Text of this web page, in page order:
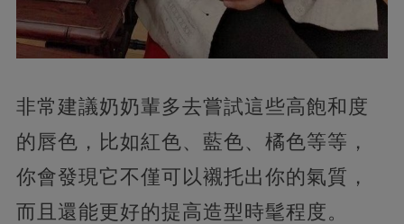
非常建議奶奶輩多去嘗試這些高飽和度
的唇色，比如紅色、藍色、橘色等等，
你會發現它不僅可以襯托出你的氣質，
而且還能更好的提高造型時髦程度。